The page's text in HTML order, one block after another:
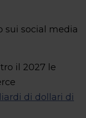
sui social media
il 2027 le
di dollari di